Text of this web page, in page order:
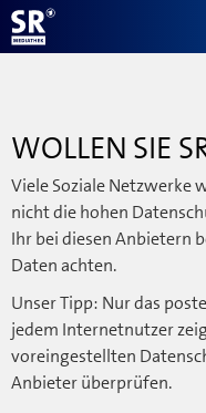
WOLLEN SIE
Viele Soziale Netzwerke
nicht die hohen
Ihr bei diesen Anbietern
Daten achten.
Unser Tipp: Nur das
jedem Internetnutzer
voreingestellten
Anbieter überprüfen.